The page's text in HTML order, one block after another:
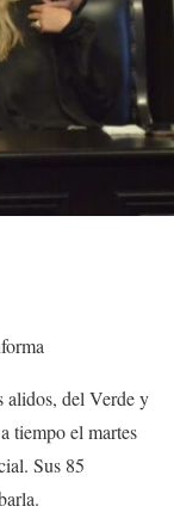
alidos, del Verde y
tiempo el martes
Sus 85